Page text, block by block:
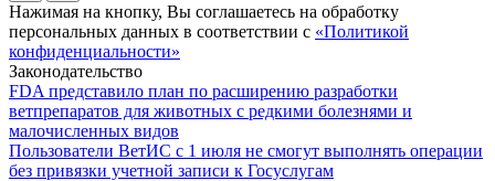
Нажимая на кнопку, Вы соглашаетесь на обработку
персональных данных в соответствии с «Политикой
конфиденциальности»
Законодательство
FDA представило план по расширению разработки
ветпрепаратов для животных с редкими болезнями и
малочисленных видов
Пользователи ВетИС с 1 июля не смогут выполнять операции
без привязки учетной записи к Госуслугам